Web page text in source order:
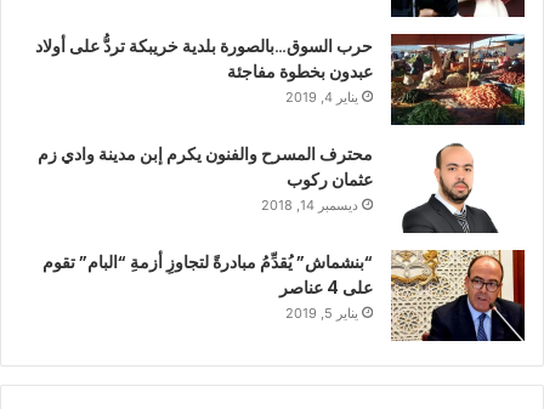
حرب السوق…بالصورة بلدية خريبكة تردُّ على أولاد
عبدون بخطوة مفاجئة
يناير 4, 2019
محترف المسرح والفنون يكرم إبن مدينة وادي زم
عثمان ركوب
ديسمبر 14, 2018
“بنشماش” يُقدِّمُ مبادرةً لتجاوزِ أزمةِ “البام” تقوم
على 4 عناصر
يناير 5, 2019